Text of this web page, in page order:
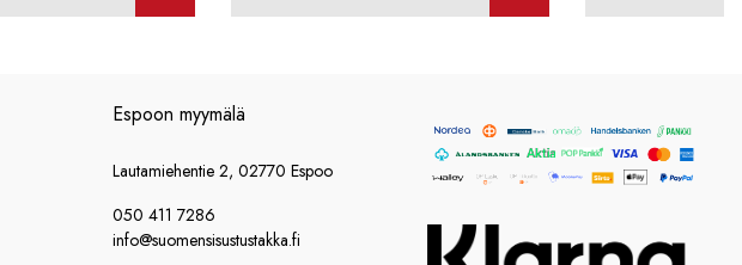
Espoon myymälä
Lautamiehentie 2, 02770 Espoo
050 411 7286
info@suomensisustustakka.fi